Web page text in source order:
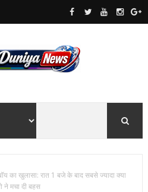
का खुलासा: रात 1 बजे के बाद सबसे ज्यादा क्या
ने मचा दी बहस